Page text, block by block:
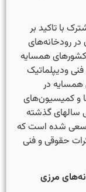
با تاکید بر
رودخانه‌های
همسایه
ودیپلماتیک
همسایه در
و کمیسیون‌های
سال­های گذشته
و سعی شده است که
حقوقی و فنی
مرزی